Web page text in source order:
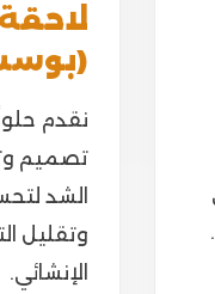
نقدم
تصميم
الشد
وتقليل
الإنشائي.